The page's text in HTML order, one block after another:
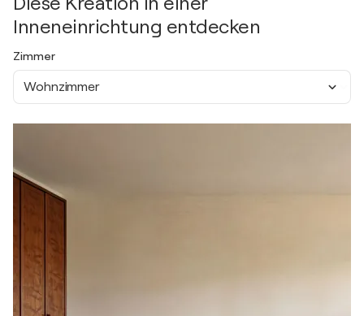
Inneneinrichtung entdecken
Zimmer
Wohnzimmer